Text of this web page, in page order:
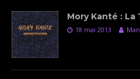
Mory Kanté :
18 mai 2013